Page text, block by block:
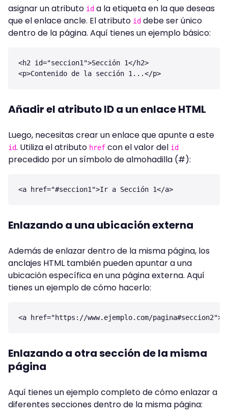
asignar un atributo id a la etiqueta en la que deseas
que el enlace ancle. El atributo id debe ser único
dentro de la página. Aquí tienes un ejemplo básico:
<h2 id="seccion1">Sección 1</h2>
Añadir el atributo ID a un enlace HTML
Luego, necesitas crear un enlace que apunte a este
id. Utiliza el atributo href con el valor del id
precedido por un símbolo de almohadilla (#):
Enlazando a una ubicación externa
Además de enlazar dentro de la misma página, los
anclajes HTML también pueden apuntar a una
ubicación específica en una página externa. Aquí
tienes un ejemplo de cómo hacerlo:
Enlazando a otra sección de la misma
página
Aquí tienes un ejemplo completo de cómo enlazar a
diferentes secciones dentro de la misma página: